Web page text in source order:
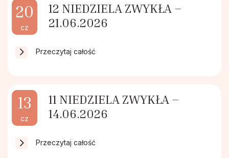
Rycerze św. Jana Pawła II
Apostolstwo Pomocy Duszom Czyśćcowym
Duszpasterstwo Chorych i Samotnych
Chór Parafialny
20
cz
12 NIEDZIELA ZWYKŁA –
21.06.2026
Przeczytaj całość
13
cz
11 NIEDZIELA ZWYKŁA –
14.06.2026
Przeczytaj całość